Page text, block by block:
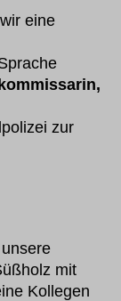
eine
zur
mit
Kollegen